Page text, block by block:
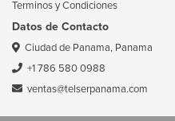
Terminos y Condiciones
Datos de Contacto
Ciudad de Panama, Panama
+1 786 580 0988
ventas@telserpanama.com